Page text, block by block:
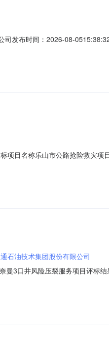
司发布时间：2026-08-
项目名称乐山市公路抢险救灾项
：含施工单位5-8家，监理、勘
石油技术集团股份有限公司
3口井风险压裂服务项目评标
算。二、中标价格：●固定单价